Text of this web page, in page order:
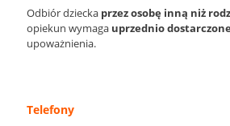
Odbiór dziecka przez osobę inną niż
opiekun wymaga uprzednio
upoważnienia.
Telefony